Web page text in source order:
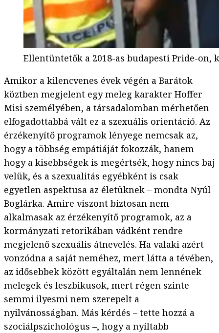
Ellentüntetők a 2018-as budapesti Pride-on,
Amikor a kilencvenes évek végén a Barátok
köztben megjelent egy meleg karakter Hoffer
Misi személyében, a társadalomban mérhetően
elfogadottabbá vált ez a szexuális orientáció. Az
érzékenyítő programok lényege nemcsak az,
hogy a többség empátiáját fokozzák, hanem
hogy a kisebbségek is megértsék, hogy nincs baj
velük, és a szexualitás egyébként is csak
egyetlen aspektusa az életüknek – mondta Nyúl
Boglárka. Amire viszont biztosan nem
alkalmasak az érzékenyítő programok, az a
kormányzati retorikában vádként rendre
megjelenő szexuális átnevelés. Ha valaki azért
vonzódna a saját neméhez, mert látta a tévében,
az idősebbek között egyáltalán nem lennének
melegek és leszbikusok, mert régen szinte
semmi ilyesmi nem szerepelt a
nyilvánosságban. Más kérdés – tette hozzá a
szociálpszichológus –, hogy a nyíltabb